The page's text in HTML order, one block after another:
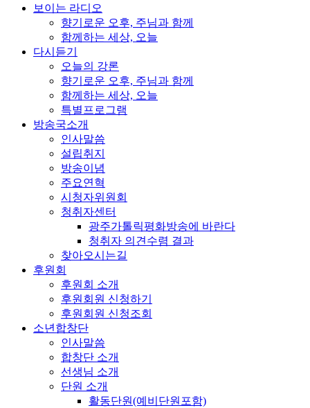
보이는 라디오
향기로운 오후, 주님과 함께
함께하는 세상, 오늘
다시듣기
오늘의 강론
향기로운 오후, 주님과 함께
함께하는 세상, 오늘
특별프로그램
방송국소개
인사말씀
설립취지
방송이념
주요연혁
시청자위원회
청취자센터
광주가톨릭평화방송에 바란다
청취자 의견수렴 결과
찾아오시는길
후원회
후원회 소개
후원회원 신청하기
후원회원 신청조회
소년합창단
인사말씀
합창단 소개
선생님 소개
단원 소개
활동단원(예비단원포함)